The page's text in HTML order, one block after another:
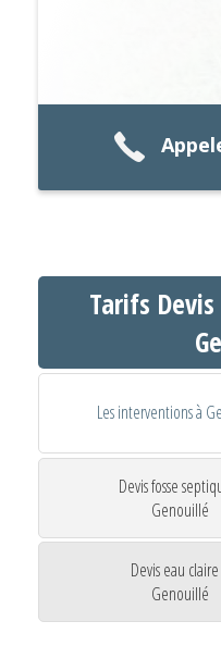
Tarifs
Les interventions à
Devis fosse
Genouillé
Devis eau
Genouillé